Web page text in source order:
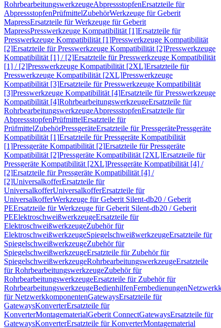
RohrbearbeitungswerkzeugeAbpressstopfenErsatzteile für
AbpressstopfenPrüfmittelZubehörWerkzeuge für Geberit
MapressErsatzteile für Werkzeuge für Geberit
MapressPresswerkzeuge Kompatibilität [1]Ersatzteile für
Presswerkzeuge Kompatibilität [1]Presswerkzeuge Kompatibilität
[2]Ersatzteile für Presswerkzeuge Kompatibilität [2]Presswerkzeuge
Kompatibilität [1] / [2]Ersatzteile für Presswerkzeuge Kompatibilität
[1] / [2]Presswerkzeuge Kompatibilität [2XL]Ersatzteile für
Presswerkzeuge Kompatibilität [2XL]Presswerkzeuge
Kompatibilität [3]Ersatzteile für Presswerkzeuge Kompatibilität
[3]Presswerkzeuge Kompatibilität [4]Ersatzteile für Presswerkzeuge
Kompatibilität [4]RohrbearbeitungswerkzeugeErsatzteile für
RohrbearbeitungswerkzeugeAbpressstopfenErsatzteile für
AbpressstopfenPrüfmittelErsatzteile für
PrüfmittelZubehörPressgeräteErsatzteile für PressgerätePressgeräte
Kompatibilität [1]Ersatzteile für Pressgeräte Kompatibilität
[1]Pressgeräte Kompatibilität [2]Ersatzteile für Pressgeräte
Kompatibilität [2]Pressgeräte Kompatibilität [2XL]Ersatzteile für
Pressgeräte Kompatibilität [2XL]Pressgeräte Kompatibilität [4] /
[2]Ersatzteile für Pressgeräte Kompatibilität [4] /
[2]UniversalkofferErsatzteile für
UniversalkofferUniversalkofferErsatzteile für
UniversalkofferWerkzeuge für Geberit Silent-db20 / Geberit
PEErsatzteile für Werkzeuge für Geberit Silent-db20 / Geberit
PEElektroschweißwerkzeugeErsatzteile für
ElektroschweißwerkzeugeZubehör für
ElektroschweißwerkzeugeSpiegelschweißwerkzeugeErsatzteile für
SpiegelschweißwerkzeugeZubehör für
SpiegelschweißwerkzeugeErsatzteile für Zubehör für
SpiegelschweißwerkzeugeRohrbearbeitungswerkzeugeErsatzteile
für RohrbearbeitungswerkzeugeZubehör für
RohrbearbeitungswerkzeugeErsatzteile für Zubehör für
RohrbearbeitungswerkzeugeBedienhilfenFernbedienungen
für NetzwerkkomponentenGatewaysErsatzteile für
GatewaysKonverterErsatzteile für
KonverterMontagematerialGeberit ConnectGatewaysErsatzteile für
GatewaysKonverterErsatzteile für KonverterMontagematerial